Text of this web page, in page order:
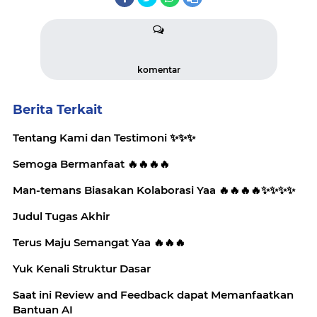
komentar
Berita Terkait
Tentang Kami dan Testimoni ✨️✨️✨️
Semoga Bermanfaat 🔥🔥🔥🔥
Man-temans Biasakan Kolaborasi Yaa 🔥🔥🔥🔥✨️✨️✨️✨️
Judul Tugas Akhir
Terus Maju Semangat Yaa 🔥🔥🔥
Yuk Kenali Struktur Dasar
Saat ini Review and Feedback dapat Memanfaatkan
Bantuan AI